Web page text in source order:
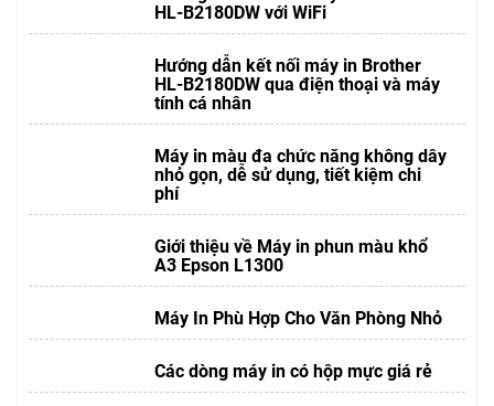
HL-B2180DW với WiFi
Hướng dẫn kết nối máy in Brother
HL-B2180DW qua điện thoại và máy
tính cá nhân
Máy in màu đa chức năng không dây
nhỏ gọn, dễ sử dụng, tiết kiệm chi
phí
Giới thiệu về Máy in phun màu khổ
A3 Epson L1300
Máy In Phù Hợp Cho Văn Phòng Nhỏ
Các dòng máy in có hộp mực giá rẻ